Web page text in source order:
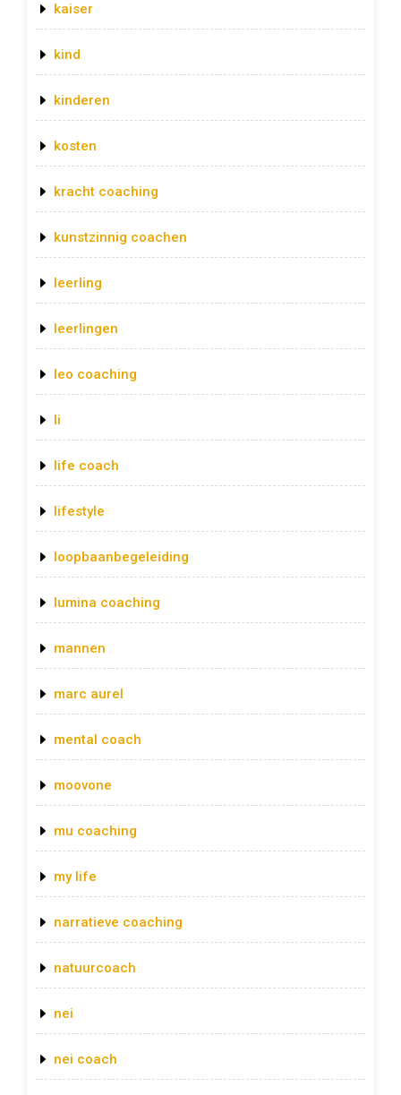
kaiser
kind
kinderen
kosten
kracht coaching
kunstzinnig coachen
leerling
leerlingen
leo coaching
li
life coach
lifestyle
loopbaanbegeleiding
lumina coaching
mannen
marc aurel
mental coach
moovone
mu coaching
my life
narratieve coaching
natuurcoach
nei
nei coach